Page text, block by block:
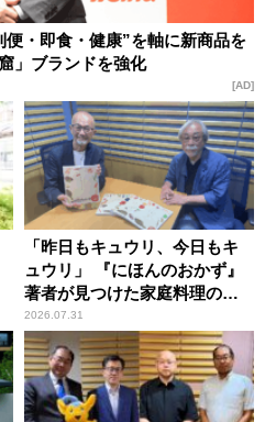
便・即食・健康”を軸に新商品を
」ブランドを強化
AD
「昨日もキュウリ、今日もキ
ュウリ」 『にほんのおかず』
著者が見つけた家庭料理の知
恵
2026.07.31